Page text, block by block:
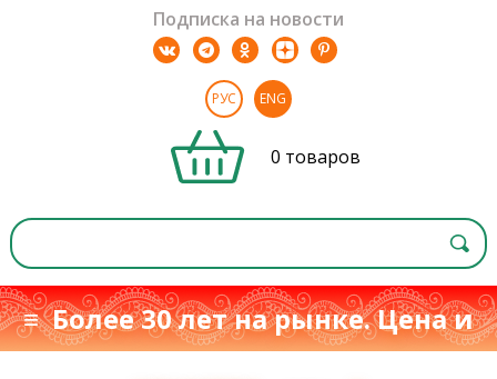
Подписка на новости
РУС ENG
0 товаров
≡ Более 30 лет на рынке. Цена и